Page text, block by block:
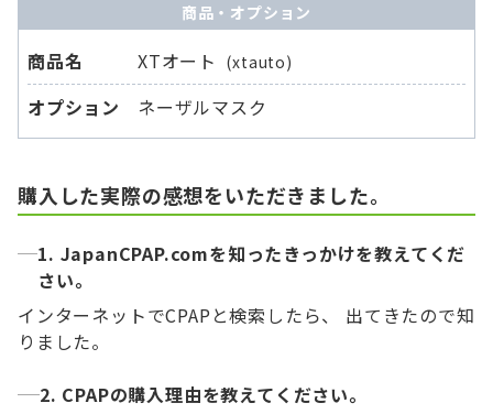
商品・オプション
商品名 XTオート (xtauto)
オプション ネーザルマスク
購入した実際の感想をいただきました。
1. JapanCPAP.comを知ったきっかけを教えてくだ
さい。
インターネットでCPAPと検索したら、 出てきたので知
りました。
2. CPAPの購入理由を教えてください。